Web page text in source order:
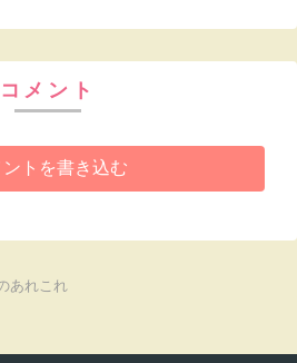
コメント
ントを書き込む
あれこれ